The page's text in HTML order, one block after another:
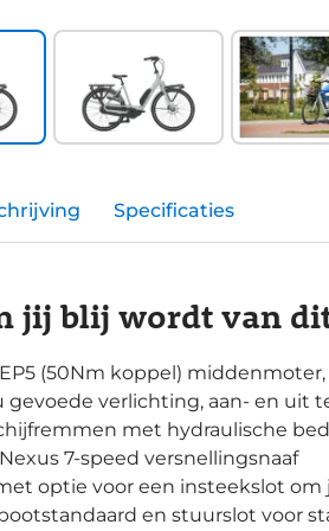
Specificaties
jij blij wordt van
(50Nm koppel)
gevoede verlichting, aan- en uit
met hydraulische
7-speed versnellingsnaaf
optie voor een insteekslot
en stuurslot voor